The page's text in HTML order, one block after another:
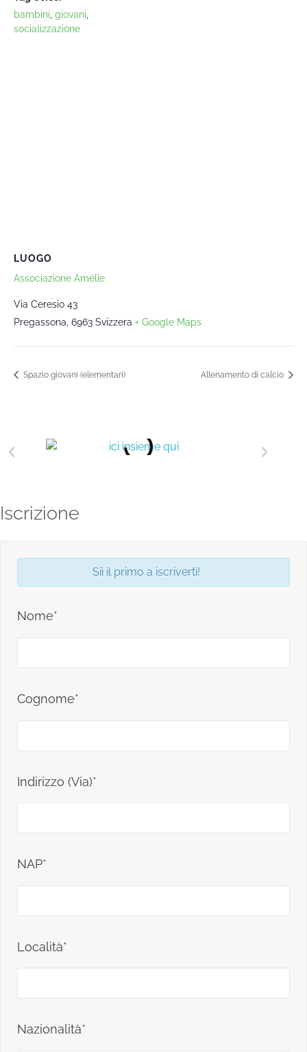
bambini, giovani,
socializzazione
LUOGO
Associazione Amélie
Via Ceresio 43
Pregassona, 6963 Svizzera + Google Maps
Spazio giovani (elementari) Allenamento di calcio
Iscrizione
Sii il primo a iscriverti!
Nome*
Cognome*
Indirizzo (Via)*
NAP*
Località*
Nazionalità*